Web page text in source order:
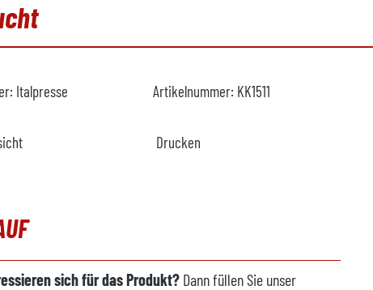
Italpresse Artikelnummer: KK1511
Drucken
sich für das Produkt? Dann füllen Sie unser